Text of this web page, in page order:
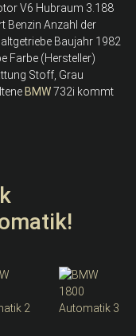
V6 Hubraum 3.188
Benzin Anzahl der
Baujahr 1982
Farbe (Hersteller)
Stoff, Grau
BMW732i kommt